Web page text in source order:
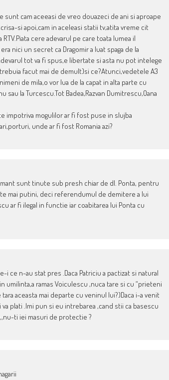
sunt cam aceeasi de vreo douazeci de ani si aproape
si apoi,cam in aceleasi statii tv,atita vreme cit
cere adevarul pe care toata lumea il
nici un secret ca Dragomir a luat spaga de la
tot va fi spus,e libertate si asta nu pot intelege
facut mai de demult)si ce?Atunci,vedetele A3
de mila,o vor lua de la capat in alta parte cu
sau la Turcescu.Tot Badea,Razvan Dumitrescu,Oana
impotriva mogulilor ar fi fost puse in slujba
unde ar fi fost Romania azi?
sunt tinute sub presh chiar de dl. Ponta, pentru
mai putini, deci referendumul de demitere a lui
ar fi ilegal in functie iar coabitarea lui Ponta cu
ce n-au stat pres .Daca Patriciu a pactizat si natural
umilinta,a ramas Voiculescu ,nuca tare si cu “prieteni
aceasta mai departe cu veninul lui?)Daca i-a venit
plati .Imi pun si eu intrebarea ,cand stii ca basescu
ti iei masuri de protectie ?